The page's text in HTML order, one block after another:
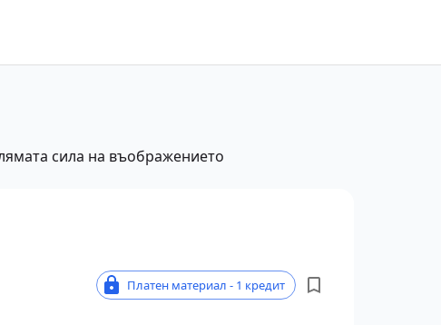
сила на въображението
Платен материал - 1 кредит